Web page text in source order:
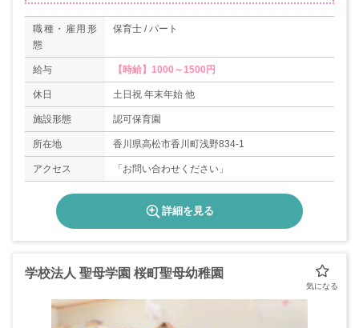
職種・雇用形
態
保育士 / パート
給与 【時給】1000～1500円
休日 土日祝 年末年始 他
施設形態 認可保育園
所在地 香川県高松市香川町浅野834-1
アクセス 「お問い合わせください」
詳細を見る
学校法人 聖母学園 桜町聖母幼稚園